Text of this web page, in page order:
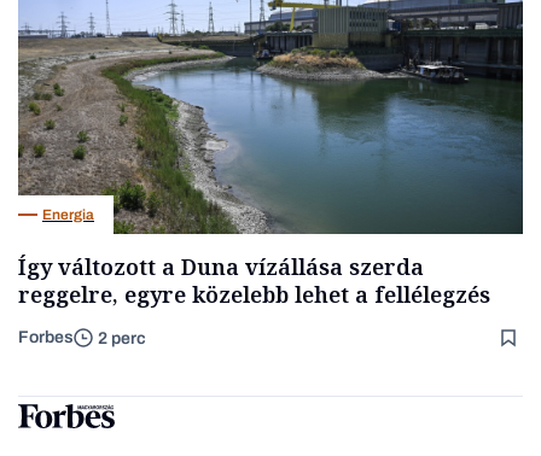
Energia
Így változott a Duna vízállása szerda
reggelre, egyre közelebb lehet a fellélegzés
Forbes 2 perc